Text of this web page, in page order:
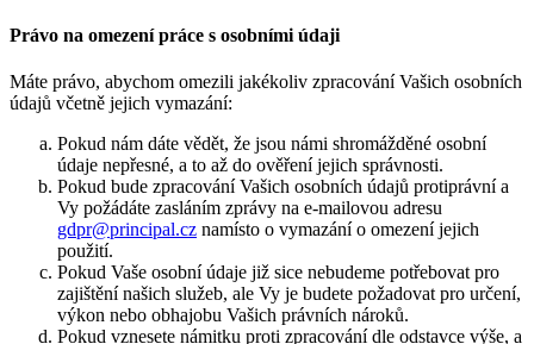
Právo na omezení práce s osobními údaji
Máte právo, abychom omezili jakékoliv zpracování Vašich osobních
údajů včetně jejich vymazání:
Pokud nám dáte vědět, že jsou námi shromážděné osobní
údaje nepřesné, a to až do ověření jejich správnosti.
Pokud bude zpracování Vašich osobních údajů protiprávní a
Vy požádáte zasláním zprávy na e-mailovou adresu
gdpr@principal.cz namísto o vymazání o omezení jejich
použití.
Pokud Vaše osobní údaje již sice nebudeme potřebovat pro
zajištění našich služeb, ale Vy je budete požadovat pro určení,
výkon nebo obhajobu Vašich právních nároků.
Pokud vznesete námitku proti zpracování dle odstavce výše, a